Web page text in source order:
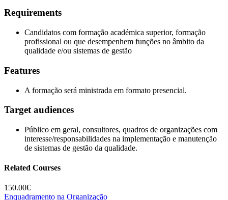
Requirements
Candidatos com formação académica superior, formação
profissional ou que desempenhem funções no âmbito da
qualidade e/ou sistemas de gestão
Features
A formação será ministrada em formato presencial.
Target audiences
Público em geral, consultores, quadros de organizações com
interesse/responsabilidades na implementação e manutenção
de sistemas de gestão da qualidade.
Related Courses
150.00€
Enquadramento na Organização